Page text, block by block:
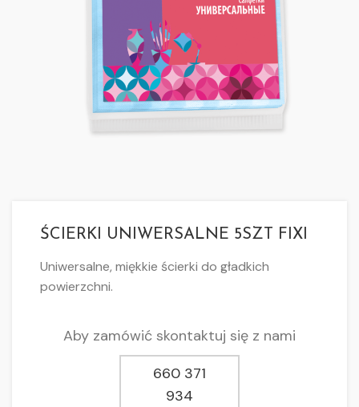
ŚCIERKI UNIWERSALNE 5SZT FIXI
Uniwersalne, miękkie ścierki do gładkich
powierzchni.
Aby zamówić skontaktuj się z nami
660 371
934